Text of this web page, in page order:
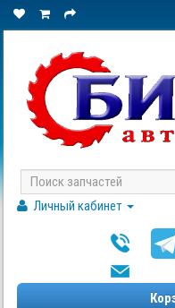
Личный кабинет